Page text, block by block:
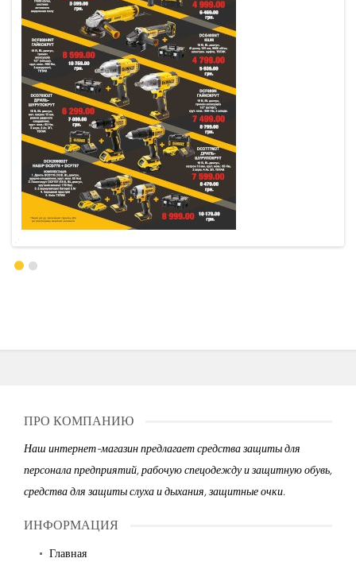
ПРО КОМПАНИЮ
Наш интернет-магазин предлагает средства защиты для
персонала предприятий, рабочую спецодежду и защитную обувь,
средства для защиты слуха и дыхания, защитные очки.
ИНФОРМАЦИЯ
Главная